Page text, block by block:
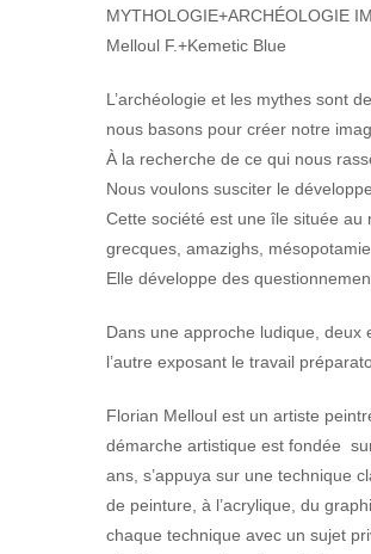
MYTHOLOGIE+ARCHÉOLOGIE
Melloul F.+Kemetic Blue
L’archéologie et les mythes sont
nous basons pour créer notre
À la recherche de ce qui nous
Nous voulons susciter le
Cette société est une île située
grecques, amazighs,
Elle développe des
Dans une approche ludique, deux
l’autre exposant le travail
Florian Melloul est un artiste
démarche artistique est fondée
ans, s’appuya sur une technique
de peinture, à l’acrylique, du
chaque technique avec un sujet